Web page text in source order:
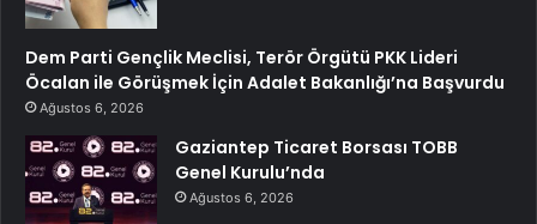
Dem Parti Gençlik Meclisi, Terör Örgütü PKK Lideri
Öcalan ile Görüşmek İçin Adalet Bakanlığı’na Başvurdu
Ağustos 6, 2026
Gaziantep Ticaret Borsası TOBB
Genel Kurulu’nda
Ağustos 6, 2026